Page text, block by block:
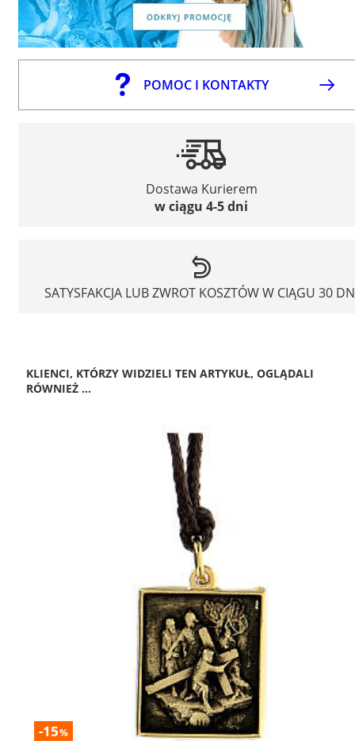
POMOC I KONTAKTY
Dostawa Kurierem
w ciągu 4-5 dni
SATYSFAKCJA LUB ZWROT KOSZTÓW W CIĄGU 30
KLIENCI, KTÓRZY WIDZIELI TEN ARTYKUŁ, OGLĄDALI
RÓWNIEŻ ...
-15%